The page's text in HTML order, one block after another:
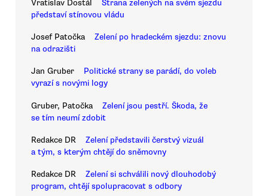
Vratislav Dostál
Strana zelených na svém sjezdu
představí stínovou vládu
Josef Patočka
Zelení po hradeckém sjezdu: znovu
na odrazišti
Jan Gruber
Politické strany se parádí, do voleb
vyrazí s novými logy
Gruber, Patočka
Zelení jsou pestří. Škoda, že
se tím neumí zdobit
Redakce DR
Zelení představili čerstvý vizuál
a tým, s kterým chtějí do sněmovny
Redakce DR
Zelení si schválili nový dlouhodobý
program, chtějí spolupracovat s odbory